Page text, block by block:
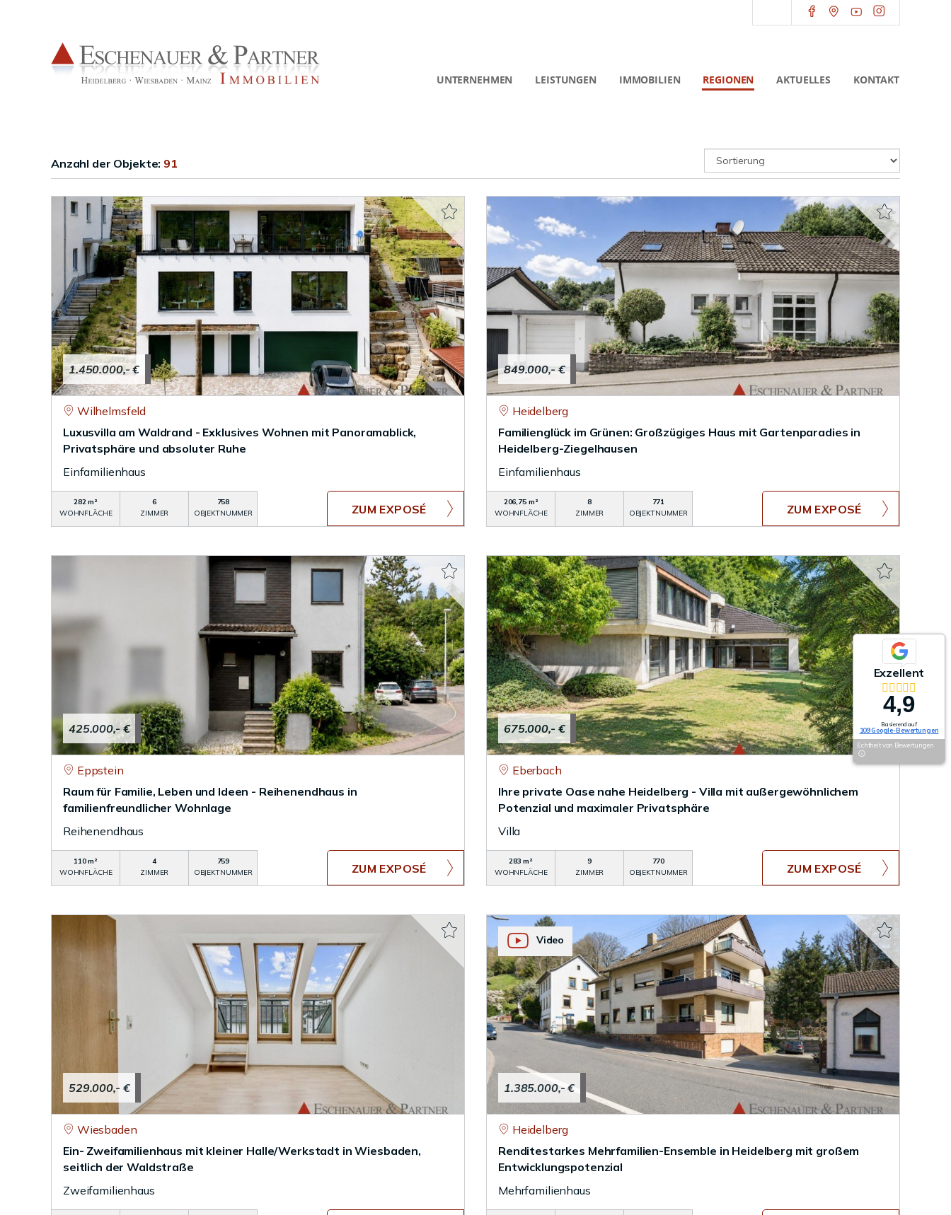
UNTERNEHMEN LEISTUNGEN IMMOBILIEN REGIONEN AKTUELLES KONTAKT
Anzahl der Objekte: 91
1.450.000,- €
Wilhelmsfeld
Luxusvilla am Waldrand - Exklusives Wohnen mit Panoramablick,
Privatsphäre und absoluter Ruhe
Einfamilienhaus
282 m²
WOHNFLÄCHE
6
ZIMMER
758
OBJEKTNUMMER
ZUM EXPOSÉ
849.000,- €
Heidelberg
Familienglück im Grünen: Großzügiges Haus mit Gartenparadies in
Heidelberg-Ziegelhausen
Einfamilienhaus
206,75 m²
WOHNFLÄCHE
8
ZIMMER
771
OBJEKTNUMMER
ZUM EXPOSÉ
425.000,- €
Eppstein
Raum für Familie, Leben und Ideen - Reihenendhaus in
familienfreundlicher Wohnlage
Reihenendhaus
110 m²
WOHNFLÄCHE
4
ZIMMER
759
OBJEKTNUMMER
ZUM EXPOSÉ
675.000,- €
Eberbach
Ihre private Oase nahe Heidelberg - Villa mit außergewöhnlichem
Potenzial und maximaler Privatsphäre
Villa
283 m²
WOHNFLÄCHE
9
ZIMMER
770
OBJEKTNUMMER
ZUM EXPOSÉ
529.000,- €
Wiesbaden
Ein- Zweifamilienhaus mit kleiner Halle/Werkstadt in Wiesbaden,
seitlich der Waldstraße
Zweifamilienhaus
1.385.000,- €
Video
Heidelberg
Renditestarkes Mehrfamilien-Ensemble in Heidelberg mit großem
Entwicklungspotenzial
Mehrfamilienhaus
Exzellent
4,9
Basierend auf
109 Google-Bewertungen
Echtheit von Bewertungen